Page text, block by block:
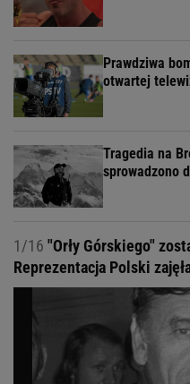
Prawdziwa
otwartej
Tragedia na
sprowadzono
1/16 "Orły Górskiego"
Reprezentacja Polski